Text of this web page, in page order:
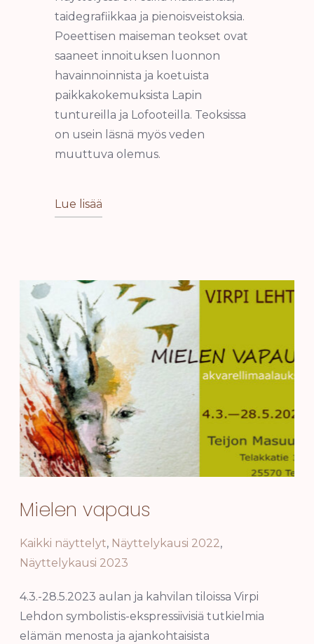
taidegrafiikkaa ja pienoisveistoksia.
Poeettisen maiseman teokset ovat
saaneet innoituksen luonnon
havainnoinnista ja koetuista
paikkakokemuksista Lapin
tuntureilla ja Lofooteilla. Teoksissa
on usein läsnä myös veden
muuttuva olemus.
Lue lisää
Mielen vapaus
Kaikki näyttelyt, Näyttelykausi 2022,
Näyttelykausi 2023
4.3.-28.5.2023 aulan ja kahvilan tiloissa Virpi
Lehdon symbolistis-ekspressiivisiä tutkielmia
elämän menosta ja ajankohtaisista